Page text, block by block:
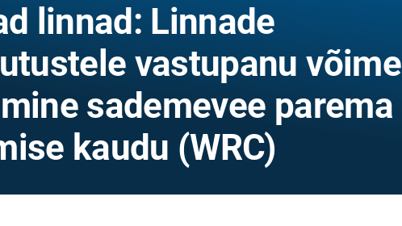
linnad: Linnade
vastupanu võime
sademevee parema
kaudu (WRC)